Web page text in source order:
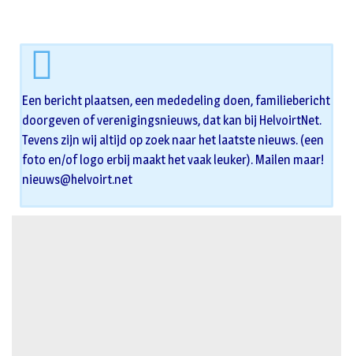
Een bericht plaatsen, een mededeling doen, familiebericht
doorgeven of verenigingsnieuws, dat kan bij HelvoirtNet.
Tevens zijn wij altijd op zoek naar het laatste nieuws. (een
foto en/of logo erbij maakt het vaak leuker). Mailen maar!
nieuws@helvoirt.net